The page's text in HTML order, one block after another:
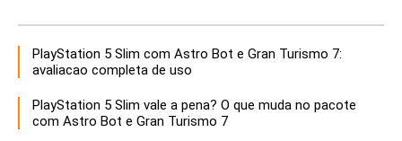
PlayStation 5 Slim com Astro Bot e Gran Turismo 7:
avaliacao completa de uso
PlayStation 5 Slim vale a pena? O que muda no pacote
com Astro Bot e Gran Turismo 7